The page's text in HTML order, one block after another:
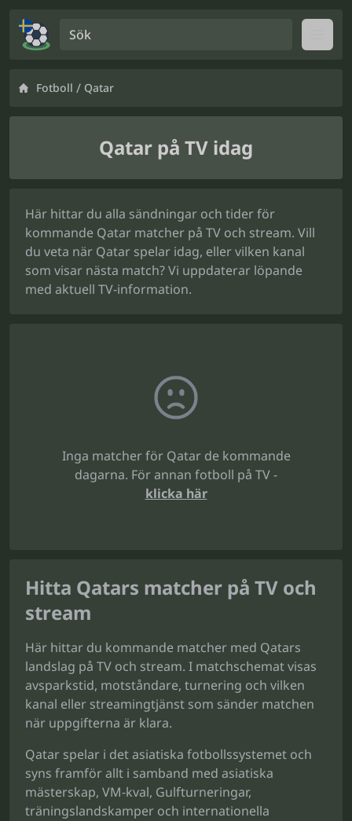
Fotboll / Qatar
Qatar på TV idag
Här hittar du alla sändningar och tider för
kommande Qatar matcher på TV och stream. Vill
du veta när Qatar spelar idag, eller vilken kanal
som visar nästa match? Vi uppdaterar löpande
med aktuell TV-information.
Inga matcher för Qatar de kommande
dagarna. För annan fotboll på TV -
klicka här
Hitta Qatars matcher på TV och
stream
Här hittar du kommande matcher med Qatars
landslag på TV och stream. I matchschemat visas
avsparkstid, motståndare, turnering och vilken
kanal eller streamingtjänst som sänder matchen
när uppgifterna är klara.
Qatar spelar i det asiatiska fotbollssystemet och
syns framför allt i samband med asiatiska
mästerskap, VM-kval, Gulfturneringar,
träningslandskamper och internationella